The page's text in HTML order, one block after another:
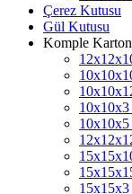
Çerez Kutusu
Gül Kutusu
Komple